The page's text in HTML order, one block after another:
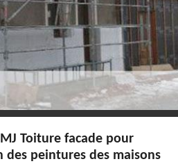
Toiture facade pour
peintures des maisons